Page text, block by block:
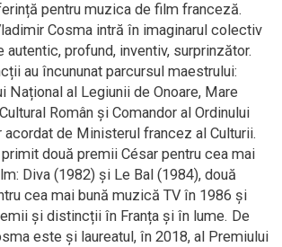
pentru muzica de film franceză.
Cosma intră în imaginarul colectiv
profund, inventiv, surprinzător.
au încununat parcursul maestrului:
Național al Legiunii de Onoare, Mare
Român și Comandor al Ordinului
de Ministerul francez al Culturii.
două premii César pentru cea mai
Diva (1982) și Le Bal (1984), două
cea mai bună muzică TV în 1986 și
și distincții în Franța și în lume. De
este și laureatul, în 2018, al Premiului